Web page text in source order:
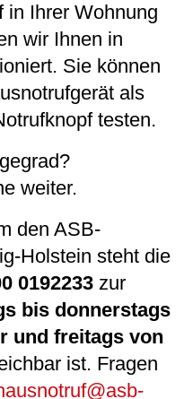
in Ihrer Wohnung
wir Ihnen in
Sie können
als
testen.
weiter.
den ASB-
Holstein steht die
0192233 zur
bis donnerstags
und freitags von
ist. Fragen